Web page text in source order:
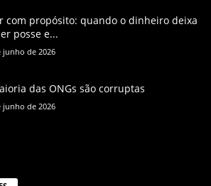
com propósito: quando o dinheiro deixa
posse e...
junho de 2026
das ONGs são corruptas
junho de 2026